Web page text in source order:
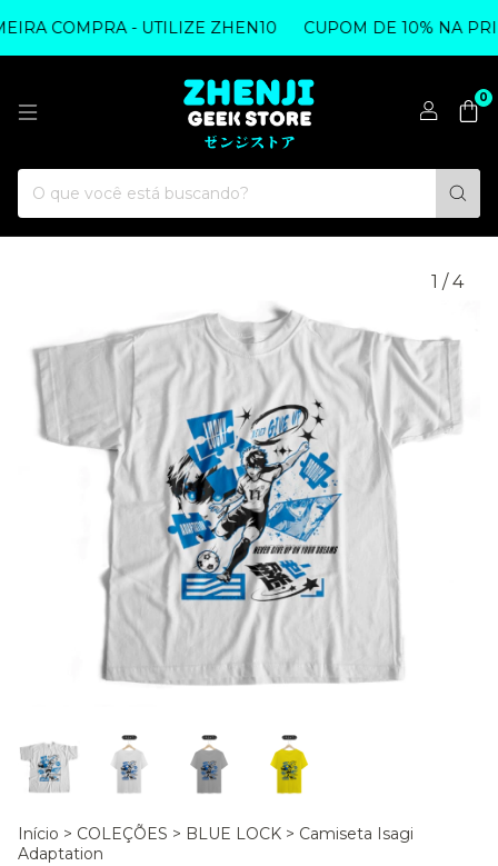
COMPRA - UTILIZE ZHEN10 CUPOM DE 10% NA
0
1 / 4
Início > COLEÇÕES > BLUE LOCK > Camiseta Isagi
Adaptation